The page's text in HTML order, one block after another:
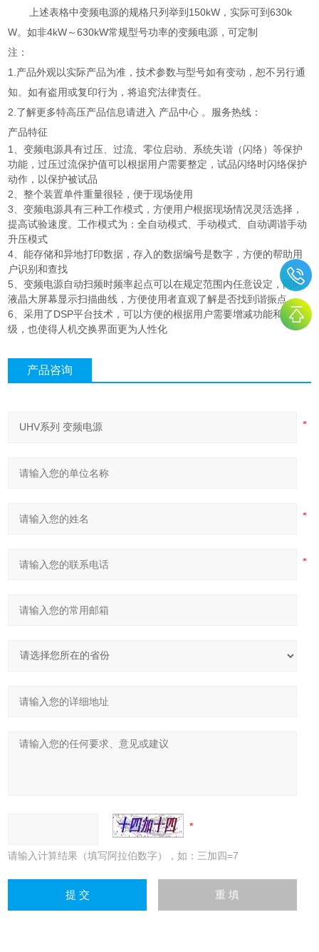
上述表格中变频电源的规格只列举到150kW，实际可到630k
W。如非4kW～630kW常规型号功率的变频电源，可定制
注：
1.产品外观以实际产品为准，技术参数与型号如有变动，恕不另行通
知。如有盗用或复印行为，将追究法律责任。
2.了解更多特高压产品信息请进入 产品中心 。服务热线：
产品特征
1、变频电源具有过压、过流、零位启动、系统失谐（闪络）等保护
功能，过压过流保护值可以根据用户需要整定，试品闪络时闪络保护
动作，以保护被试品
2、整个装置单件重量很轻，便于现场使用
3、变频电源具有三种工作模式，方便用户根据现场情况灵活选择，
提高试验速度。工作模式为：全自动模式、手动模式、自动调谐手动
升压模式
4、能存储和异地打印数据，存入的数据编号是数字，方便的帮助用
户识别和查找
5、变频电源自动扫频时频率起点可以在规定范围内任意设定，同时
液晶大屏幕显示扫描曲线，方便使用者直观了解是否找到谐振点
6、采用了DSP平台技术，可以方便的根据用户需要增减功能和升
级，也使得人机交换界面更为人性化
产品咨询
请输入计算结果（填写阿拉伯数字），如：三加四=7